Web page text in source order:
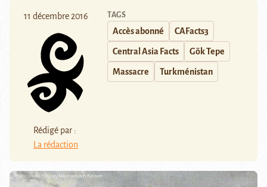
11 décembre 2016
Rédigé par :
La rédaction
TAGS
Accès abonné CAFacts3
Central Asia Facts Gök Tepe
Massacre Turkménistan